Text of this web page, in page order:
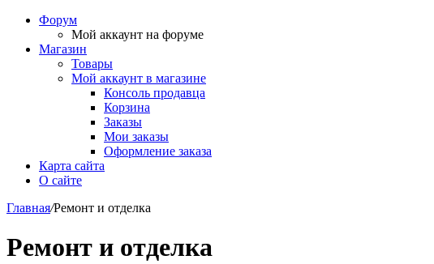
Форум
Мой аккаунт на форуме
Магазин
Товары
Мой аккаунт в магазине
Консоль продавца
Корзина
Заказы
Мои заказы
Оформление заказа
Карта сайта
О сайте
Главная/Ремонт и отделка
Ремонт и отделка